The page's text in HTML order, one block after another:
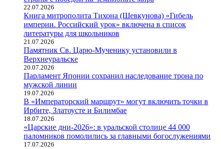
22.07.2026
Книга митрополита Тихона (Шевкунова) «Гибель
империи. Российский урок» включена в список
литературы для школьников
21.07.2026
Памятник Св. Царю-Мученику установили в
Верхнеуральске
20.07.2026
Парламент Японии сохранил наследование трона по
мужской линии
19.07.2026
В «Императорский маршрут» могут включить точки в
Ирбите, Златоусте и Билимбае
18.07.2026
«Царские дни-2026»: в уральской столице 44 000
паломников помолились за главными богослужениями
17.07.2026